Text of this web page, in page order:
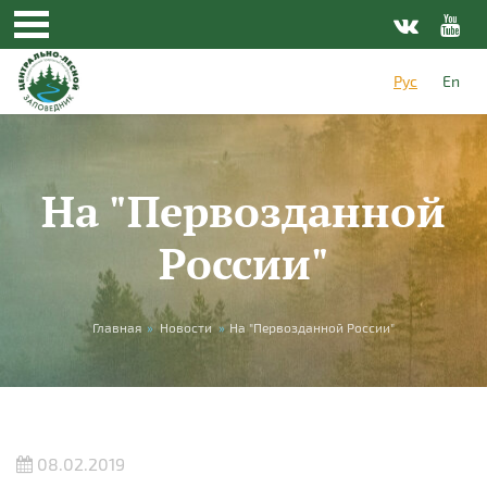
Перейти к основному содержанию
Рус
En
На "Первозданной
России"
Вы здесь
Главная » Новости » На "Первозданной России"
08.02.2019